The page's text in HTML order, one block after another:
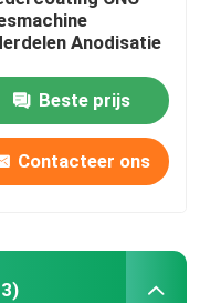
Anodisatie
Beste prijs
Contacteer ons